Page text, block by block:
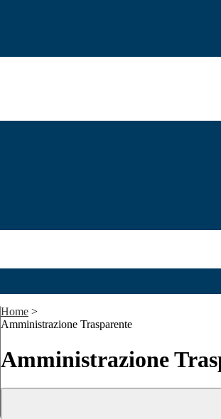
Home >
Amministrazione Trasparente
Amministrazione